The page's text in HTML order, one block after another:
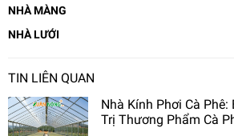
NHÀ MÀNG
NHÀ LƯỚI
TIN LIÊN QUAN
Nhà Kính Phơi Cà Phê:
Trị Thương Phẩm Cà